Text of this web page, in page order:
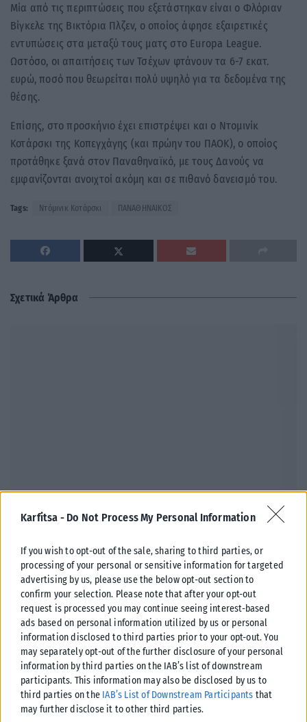
Karfitsa - Do Not Process My Personal Information
If you wish to opt-out of the sale, sharing to third parties, or
processing of your personal or sensitive information for targeted
advertising by us, please use the below opt-out section to
confirm your selection. Please note that after your opt-out
request is processed you may continue seeing interest-based
ads based on personal information utilized by us or personal
information disclosed to third parties prior to your opt-out. You
may separately opt-out of the further disclosure of your personal
information by third parties on the IAB’s list of downstream
participants. This information may also be disclosed by us to
third parties on the IAB’s List of Downstream Participants that
may further disclose it to other third parties.
Μία από τις περιπτώσεις που εξετάστηκαν είναι ο Φλόριαν
Βίγκελε της Βικτόρια Πλζεν, ο οποίος άφησε εξαιρετικές
εντυπώσεις στα μεταξύ τους ματς στο Europa League.
Ωστόσο, οι απαιτήσεις των Τσέχων φτάνουν τα 6-7 εκατ.
ευρώ, ποσό που θεωρείται πολύ υψηλό για τα δεδομένα της
θέσης.
Επίσης, στο προσκήνιο έχει επιστρέψει και ο Ντομινίκ
Κοτάρσκι της Κοπεγχάγης (και πρώην του ΠΑΟΚ), ο οποίος
προτάθηκε ξανά στον Παναθηναϊκό, με τους Δανούς να
εμφανίζονται ανοιχτοί ακόμη και σε πιθανό δανεισμό του.
Tags: Ντόμινικ Κοτάρσκι ΠΑΝΑΘΗΝΑΙΚΟΣ
Σχετικά Άρθρα
ΑΘΛΗΤΙΚΆ
Νικηφόρα συνέχισε η εθνική ομάδα υδατοσφαίρισης των παίδων τις
υποχρεώσεις της στους αγώνες κατάταξης του Παγκοσμίου
Πρωταθλήματος Κ16, που διεξάγεται...
ΑΝΑΡΤΉΘΗΚΕ ΑΠΌ KARFITSANEWS 08/08/2026